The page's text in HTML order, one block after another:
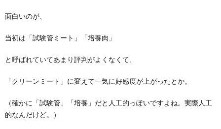
面白いのが、
当初は「試験管ミート」「培養肉」
と呼ばれていてあまり評判がよくなくて、
「クリーンミート」に変えて一気に好感度が上がったとか。
（確かに「試験管」「培養」だと人工的っぽいですよね。実際人工
的なんだけど。）